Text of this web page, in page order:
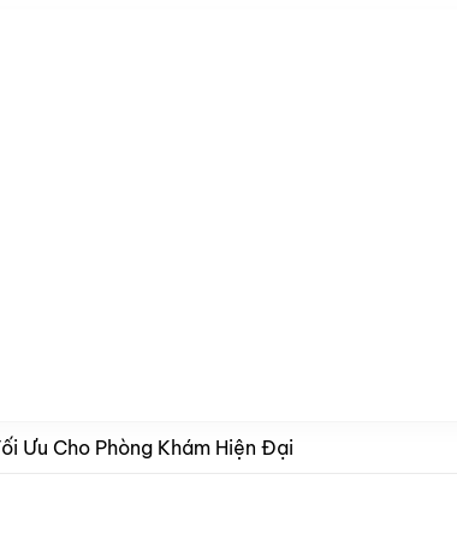
Ưu Cho Phòng Khám Hiện Đại